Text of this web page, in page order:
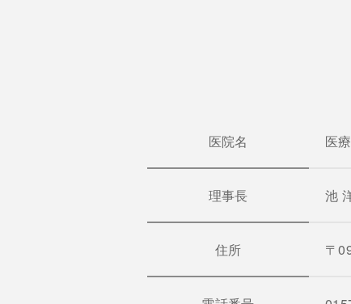
医院名 医
理事長 池
住所 〒